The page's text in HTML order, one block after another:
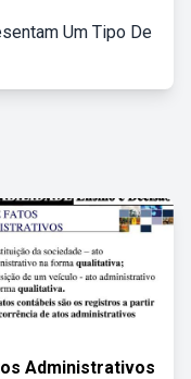
Um Tipo De
Administrativos